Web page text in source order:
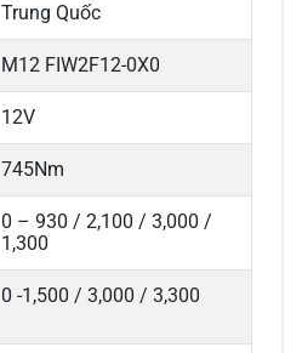
Trung Quốc
M12 FIW2F12-0X0
12V
745Nm
0 – 930 / 2,100 / 3,000 /
1,300
0 -1,500 / 3,000 / 3,300